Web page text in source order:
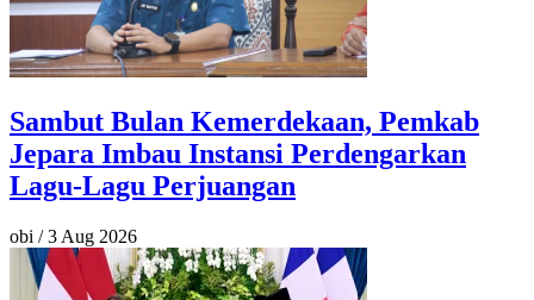
Sambut Bulan Kemerdekaan, Pemkab
Jepara Imbau Instansi Perdengarkan
Lagu-Lagu Perjuangan
obi / 3 Aug 2026